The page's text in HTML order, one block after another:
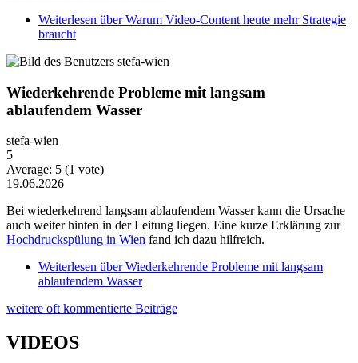
Weiterlesen über Warum Video-Content heute mehr Strategie
braucht
Wiederkehrende Probleme mit langsam
ablaufendem Wasser
stefa-wien
5
Average: 5 (1 vote)
19.06.2026
Bei wiederkehrend langsam ablaufendem Wasser kann die Ursache
auch weiter hinten in der Leitung liegen. Eine kurze Erklärung zur
Hochdruckspülung in Wien fand ich dazu hilfreich.
Weiterlesen über Wiederkehrende Probleme mit langsam
ablaufendem Wasser
weitere oft kommentierte Beiträge
VIDEOS